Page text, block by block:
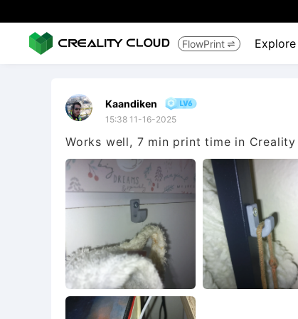
FlowPrint  Explore
Kaandiken
15:38 11-16-2025
Works well, 7 min print time in